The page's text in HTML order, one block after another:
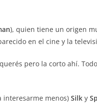
), quien tiene un origen
en el cine y la
pero la corto ahí.
interesarme menos) Silk y